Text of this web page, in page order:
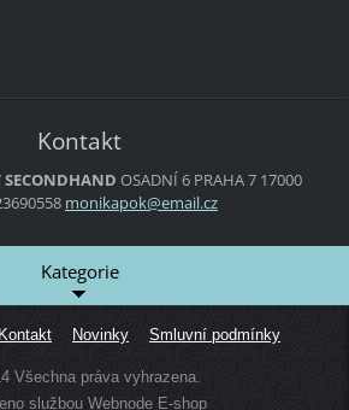
Kontakt
SECONDHAND OSADNÍ 6PRAHA 717000
monikapok@email.cz
Kategorie
Kontakt Novinky Smluvní podmínky
Všechna práva vyhrazena.
službou WebnodeE-shop